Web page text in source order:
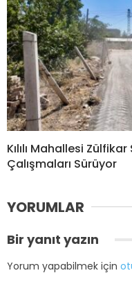
Kılılı Mahallesi
Çalışmaları Sürüyor
YORUMLAR
Bir yanıt yazın
Yorum yapabilmek için